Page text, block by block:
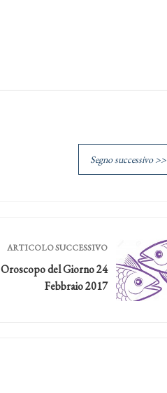
Segno successivo >>
ARTICOLO SUCCESSIVO
Oroscopo del Giorno 24
Febbraio 2017